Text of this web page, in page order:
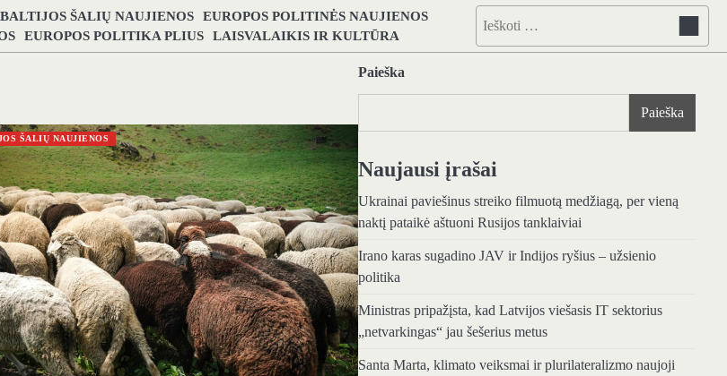
BALTIJOS ŠALIŲ NAUJIENOS EUROPOS POLITINĖS NAUJIENOS
EUROPOS POLITIKA PLIUS LAISVALAIKIS IR KULTŪRA
Ieškoti:
ŠALIŲ NAUJIENOS
Paieška
Paieška
Naujausi įrašai
Ukrainai paviešinus streiko filmuotą medžiagą, per vieną
naktį pataikė aštuoni Rusijos tanklaiviai
Irano karas sugadino JAV ir Indijos ryšius – užsienio
politika
Ministras pripažįsta, kad Latvijos viešasis IT sektorius
„netvarkingas“ jau šešerius metus
Santa Marta, klimato veiksmai ir plurilateralizmo naujoji